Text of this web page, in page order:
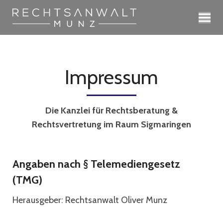
Impressum
Die Kanzlei für Rechtsberatung &
Rechtsvertretung im Raum Sigmaringen
Angaben nach § Telemediengesetz
(TMG)
Herausgeber: Rechtsanwalt Oliver Munz